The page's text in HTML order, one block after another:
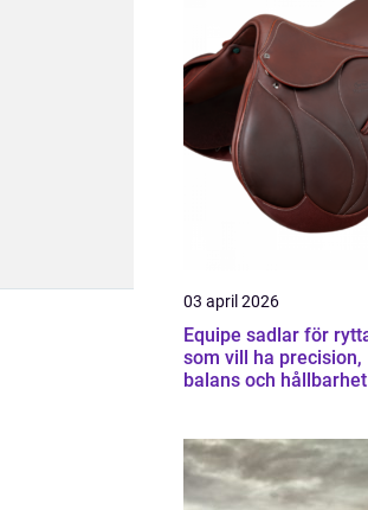
03 april 2026
Equipe sadlar för ryttare
som vill ha precision,
balans och hållbarhet